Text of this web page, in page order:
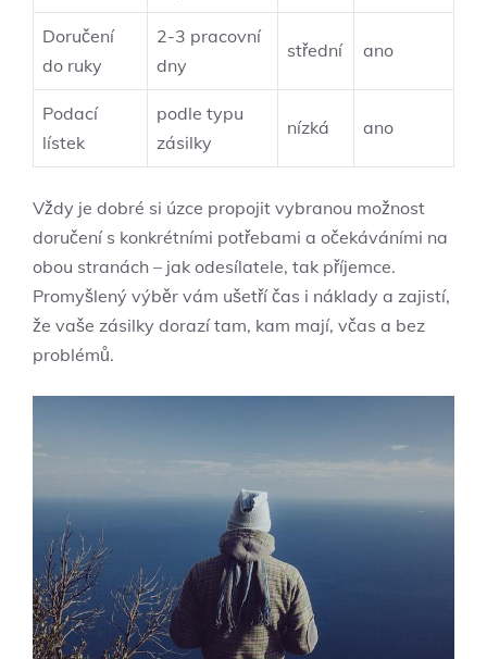
Doručení
do ruky
2-3 pracovní
dny
střední ano
Podací⁢
lístek
podle typu
zásilky
nízká ano
Vždy je ⁣dobré si úzce ⁤propojit ​vybranou možnost
doručení s konkrétními potřebami a očekáváními na
obou stranách ‍– jak odesílatele, ‍tak příjemce.
Promyšlený výběr ⁢vám ušetří čas i náklady‍ a zajistí,‌
že vaše zásilky dorazí tam,⁣ kam mají,⁣ včas ‌a bez
problémů.